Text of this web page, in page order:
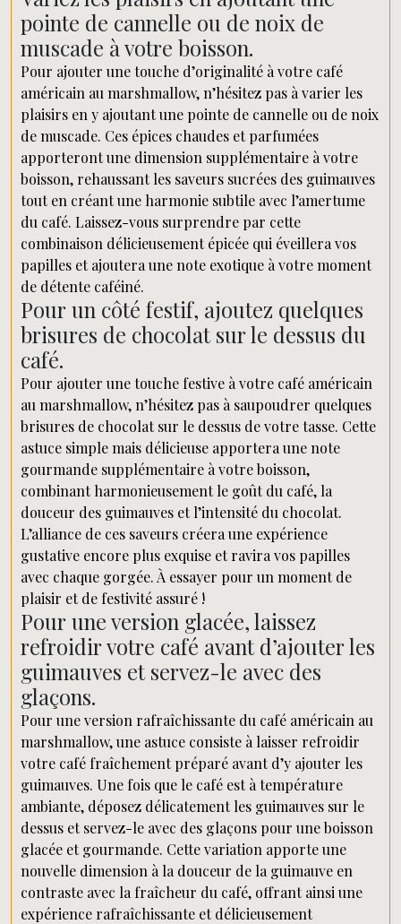
pointe de cannelle ou de noix de
muscade à votre boisson.
Pour ajouter une touche d’originalité à votre café
américain au marshmallow, n’hésitez pas à varier les
plaisirs en y ajoutant une pointe de cannelle ou de noix
de muscade. Ces épices chaudes et parfumées
apporteront une dimension supplémentaire à votre
boisson, rehaussant les saveurs sucrées des guimauves
tout en créant une harmonie subtile avec l’amertume
du café. Laissez-vous surprendre par cette
combinaison délicieusement épicée qui éveillera vos
papilles et ajoutera une note exotique à votre moment
de détente caféiné.
Pour un côté festif, ajoutez quelques
brisures de chocolat sur le dessus du
café.
Pour ajouter une touche festive à votre café américain
au marshmallow, n’hésitez pas à saupoudrer quelques
brisures de chocolat sur le dessus de votre tasse. Cette
astuce simple mais délicieuse apportera une note
gourmande supplémentaire à votre boisson,
combinant harmonieusement le goût du café, la
douceur des guimauves et l’intensité du chocolat.
L’alliance de ces saveurs créera une expérience
gustative encore plus exquise et ravira vos papilles
avec chaque gorgée. À essayer pour un moment de
plaisir et de festivité assuré !
Pour une version glacée, laissez
refroidir votre café avant d’ajouter les
guimauves et servez-le avec des
glaçons.
Pour une version rafraîchissante du café américain au
marshmallow, une astuce consiste à laisser refroidir
votre café fraîchement préparé avant d’y ajouter les
guimauves. Une fois que le café est à température
ambiante, déposez délicatement les guimauves sur le
dessus et servez-le avec des glaçons pour une boisson
glacée et gourmande. Cette variation apporte une
nouvelle dimension à la douceur de la guimauve en
contraste avec la fraîcheur du café, offrant ainsi une
expérience rafraîchissante et délicieusement